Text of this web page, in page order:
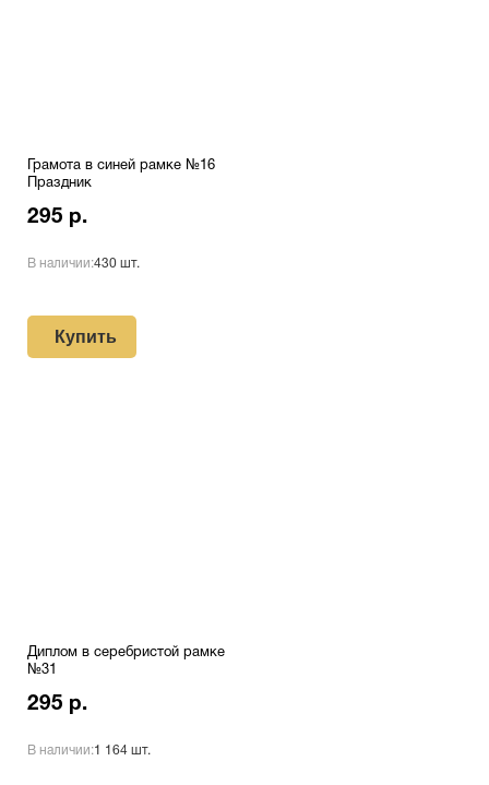
Грамота в синей рамке №16
Праздник
295 р.
В наличии:430 шт.
Купить
Диплом в серебристой рамке
№31
295 р.
В наличии:1 164 шт.